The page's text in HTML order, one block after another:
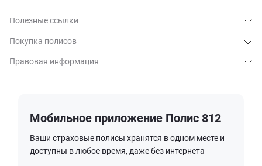
Полезные ссылки
Покупка полисов
Правовая информация
Мобильное приложение Полис 812
Ваши страховые полисы хранятся в одном месте и
доступны в любое время, даже без интернета